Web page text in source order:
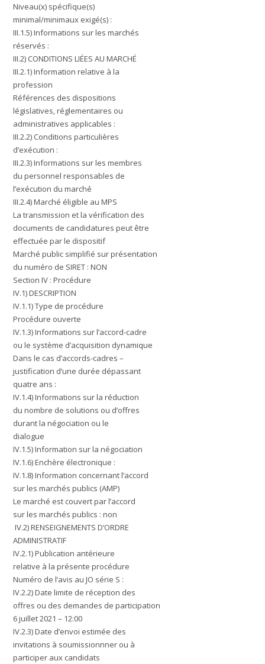
Niveau(x) spécifique(s)
minimal/minimaux exigé(s) :
III.1.5) Informations sur les marchés
réservés :
III.2) CONDITIONS LIÉES AU MARCHÉ
III.2.1) Information relative à la
profession
Références des dispositions
législatives, réglementaires ou
administratives applicables :
III.2.2) Conditions particulières
d’exécution :
III.2.3) Informations sur les membres
du personnel responsables de
l’exécution du marché
III.2.4) Marché éligible au MPS
La transmission et la vérification des
documents de candidatures peut être
effectuée par le dispositif
Marché public simplifié sur présentation
du numéro de SIRET : NON
Section IV : Procédure
IV.1) DESCRIPTION
IV.1.1) Type de procédure
Procédure ouverte
IV.1.3) Informations sur l’accord-cadre
ou le système d’acquisition dynamique
Dans le cas d’accords-cadres –
justification d’une durée dépassant
quatre ans :
IV.1.4) Informations sur la réduction
du nombre de solutions ou d’offres
durant la négociation ou le
dialogue
IV.1.5) Information sur la négociation
IV.1.6) Enchère électronique :
IV.1.8) Information concernant l’accord
sur les marchés publics (AMP)
Le marché est couvert par l’accord
sur les marchés publics : non
IV.2) RENSEIGNEMENTS D’ORDRE
ADMINISTRATIF
IV.2.1) Publication antérieure
relative à la présente procédure
Numéro de l’avis au JO série S :
IV.2.2) Date limite de réception des
offres ou des demandes de participation
6 juillet 2021 – 12:00
IV.2.3) Date d’envoi estimée des
invitations à soumissionnner ou à
participer aux candidats